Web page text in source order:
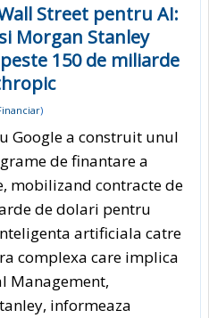
Street pentru AI:
Morgan Stanley
150 de miliarde
)
Google a construit unul
de finantare a
mobilizand contracte de
de dolari pentru
artificiala catre
complexa care implica
Management,
informeaza